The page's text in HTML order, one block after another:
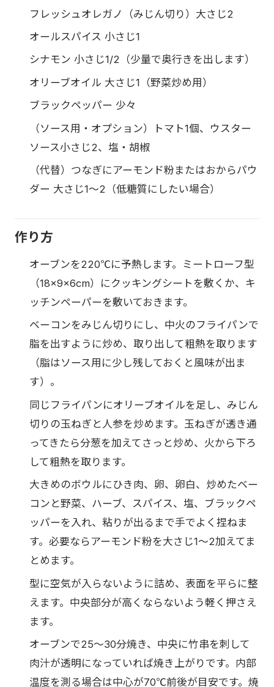
フレッシュオレガノ（みじん切り）大さじ2
オールスパイス 小さじ1
シナモン 小さじ1/2（少量で奥行きを出します）
オリーブオイル 大さじ1（野菜炒め用）
ブラックペッパー 少々
（ソース用・オプション）トマト1個、ウスター
ソース小さじ2、塩・胡椒
（代替）つなぎにアーモンド粉またはおからパウ
ダー 大さじ1〜2（低糖質にしたい場合）
作り方
オーブンを220℃に予熱します。ミートローフ型
（18×9×6cm）にクッキングシートを敷くか、キ
ッチンペーパーを敷いておきます。
ベーコンをみじん切りにし、中火のフライパンで
脂を出すように炒め、取り出して粗熱を取ります
（脂はソース用に少し残しておくと風味が出ま
す）。
同じフライパンにオリーブオイルを足し、みじん
切りの玉ねぎと人参を炒めます。玉ねぎが透き通
ってきたら分葱を加えてさっと炒め、火から下ろ
して粗熱を取ります。
大きめのボウルにひき肉、卵、卵白、炒めたベー
コンと野菜、ハーブ、スパイス、塩、ブラックペ
ッパーを入れ、粘りが出るまで手でよく捏ねま
す。必要ならアーモンド粉を大さじ1〜2加えてま
とめます。
型に空気が入らないように詰め、表面を平らに整
えます。中央部分が高くならないよう軽く押さえ
ます。
オーブンで25〜30分焼き、中央に竹串を刺して
肉汁が透明になっていれば焼き上がりです。内部
温度を測る場合は中心が70℃前後が目安です。焼